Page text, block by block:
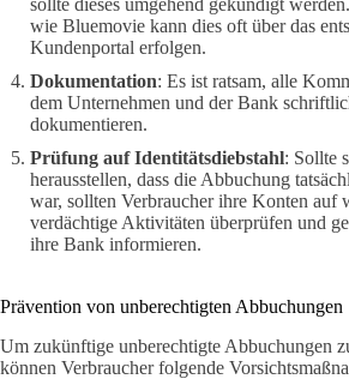
sollte dieses umgehend gekündigt
wie Bluemovie kann dies oft über das
Kundenportal erfolgen.
Dokumentation: Es ist ratsam, alle
dem Unternehmen und der Bank
dokumentieren.
Prüfung auf Identitätsdiebstahl: Sollte
herausstellen, dass die Abbuchung
war, sollten Verbraucher ihre Konten auf
verdächtige Aktivitäten überprüfen und
ihre Bank informieren.
Prävention von unberechtigten Abbuchungen
Um zukünftige unberechtigte Abbuchungen
können Verbraucher folgende